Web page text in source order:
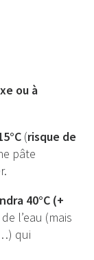
ou à
(risque de
pâte
40°C (+
l’eau (mais
qui